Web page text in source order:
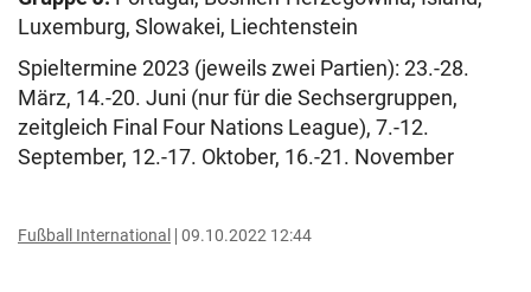
Luxemburg, Slowakei, Liechtenstein
Spieltermine 2023 (jeweils zwei Partien): 23.-28.
März, 14.-20. Juni (nur für die Sechsergruppen,
zeitgleich Final Four Nations League), 7.-12.
September, 12.-17. Oktober, 16.-21. November
Fußball International 09.10.2022 12:44